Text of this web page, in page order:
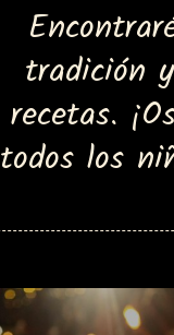
tradición
recetas.
todos los